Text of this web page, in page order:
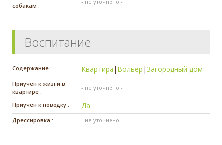
собакам :
- не уточнено -
Воспитание
Содержание : Квартира | Вольер |Загородный дом
Приучен к жизни в
квартире :
- не уточнено -
Приучен к поводку : Да
Дрессировка : - не уточнено -